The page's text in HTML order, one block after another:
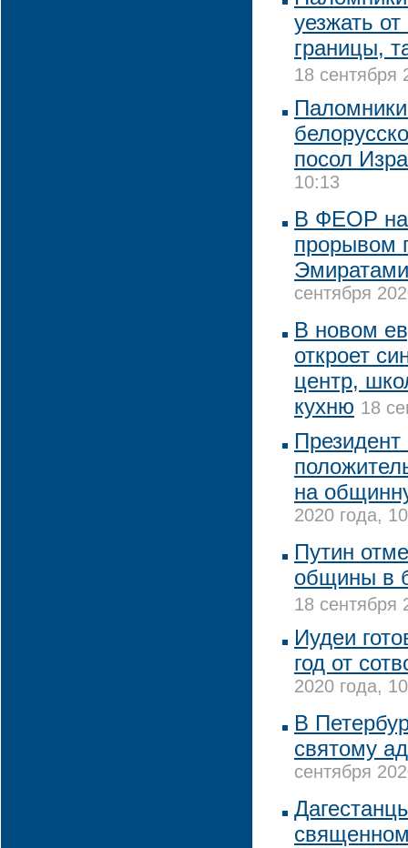
уезжать
границы,
18 сентября
посол
10:13
В ФЕОР
прорывом
сентября
В новом
откроет
центр,
кухню 18
на
2020 года,
Путин
общины в
18 сентября
Иудеи
год от
2020 года,
В
святому
сентября